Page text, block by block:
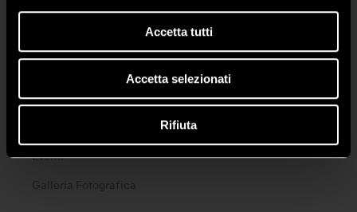
Accetta tutti
Accetta selezionati
Rifiuta
NSK STUDIO
News ed Eventi
Eventi
Galleria Fotografica